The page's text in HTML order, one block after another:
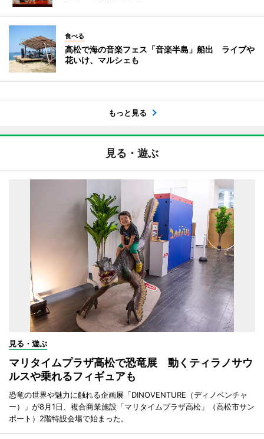
食べる
高松で海の音楽フェス「音楽半島」船出 ライブや
花いけ、マルシェも
もっと見る
見る・遊ぶ
見る・遊ぶ
マリタイムプラザ高松で恐竜展 動くティラノサウ
ルスや乗れるフィギュアも
恐竜の世界や魅力に触れる企画展「DINOVENTURE（ディノベンチャ
ー）」が8月1日、複合商業施設「マリタイムプラザ高松」（高松市サン
ポート）2階特設会場で始まった。